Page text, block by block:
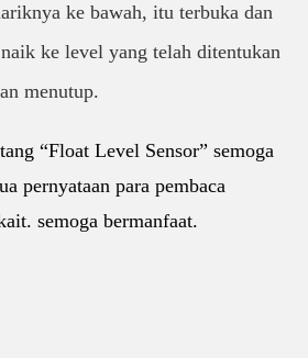
ke bawah, itu terbuka dan
ke level yang telah ditentukan
menutup.
“Float Level Sensor” semoga
pernyataan para pembaca
semoga bermanfaat.